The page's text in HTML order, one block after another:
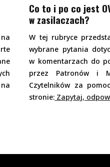
Co to i po co jest
w zasilaczach?
W tej rubryce
wybrane pytania
w komentarzach do
przez Patronów i
Czytelników za
stronie: Zapytaj,